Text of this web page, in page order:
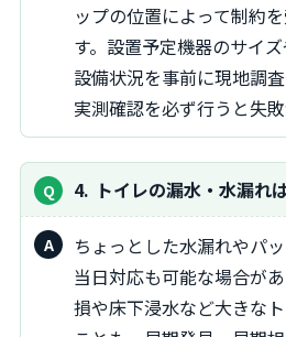
ップの位置によって制約
す。設置予定機器のサイ
設備状況を事前に現地調
実測確認を必ず行うと失敗
4 トイレの漏水・水漏れ
ちょっとした水漏れやパッキンの交換であれば
当日対応も可能な場合が
損や床下浸水など大きな